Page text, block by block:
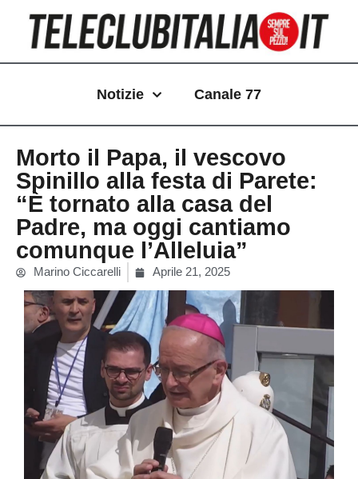
contenuto
Notizie Canale 77
Morto il Papa, il vescovo
Spinillo alla festa di Parete:
“È tornato alla casa del
Padre, ma oggi cantiamo
comunque l’Alleluia”
Marino Ciccarelli Aprile 21, 2025